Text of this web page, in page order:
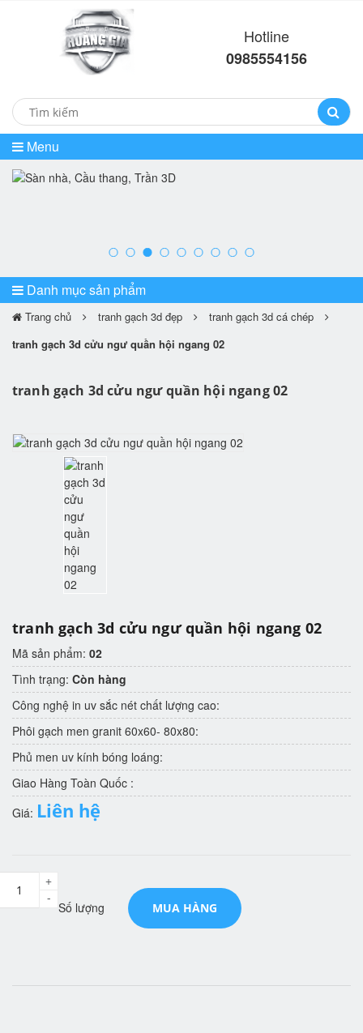
Hotline
0985554156
Menu
Danh mục sản phẩm
Trang chủ tranh gạch 3d đẹp
tranh gạch 3d cá chép
tranh gạch 3d cửu ngư quần hội ngang 02
tranh gạch 3d cửu ngư quần hội ngang 02
tranh gạch 3d cửu ngư quần hội ngang 02
Mã sản phẩm: 02
Tình trạng: Còn hàng
Công nghệ in uv sắc nét chất lượng cao:
Phôi gạch men granit 60x60- 80x80:
Phủ men uv kính bóng loáng:
Giao Hàng Toàn Quốc :
Giá: Liên hệ
Số lượng
-
+
MUA HÀNG